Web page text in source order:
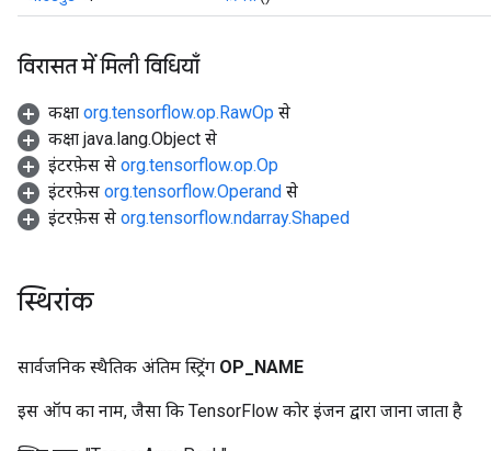
विरासत में मिली विधियाँ
कक्षा org.tensorflow.op.RawOp से
कक्षा java.lang.Object से
इंटरफ़ेस से org.tensorflow.op.Op
इंटरफ़ेस org.tensorflow.Operand से
इंटरफ़ेस से org.tensorflow.ndarray.Shaped
स्थिरांक
सार्वजनिक स्थैतिक अंतिम स्ट्रिंग OP NAME
इस ऑप का नाम, जैसा कि TensorFlow कोर इंजन द्वारा जाना जाता है